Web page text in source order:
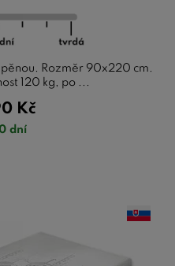
Rozměr 90x220 cm.
120 kg, po ...
Kč
dní